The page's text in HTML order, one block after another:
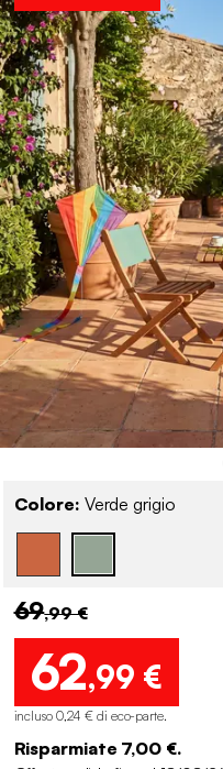
Colore: Verde grigio
69,99 €
62,99 €
incluso 0,24 € di eco-parte.
Risparmiate 7,00 €.